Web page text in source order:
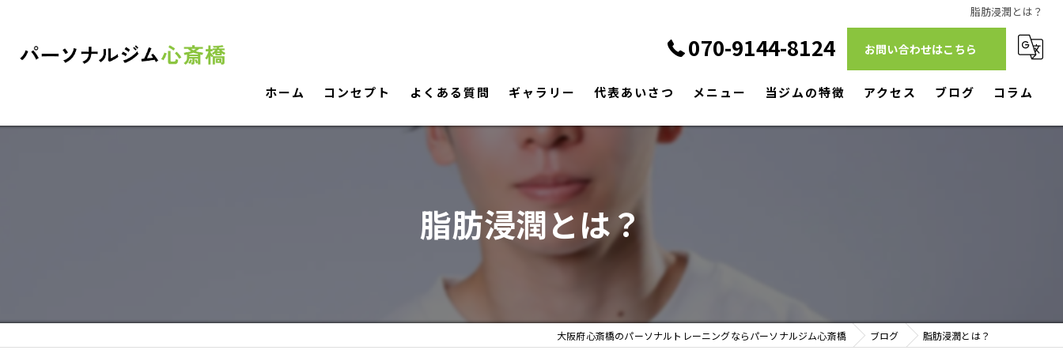
脂肪浸潤とは？
070-9144-8124 お問い合わせはこちら
ホーム コンセプト よくある質問 ギャラリー 代表あいさつ メニュー 当ジムの特徴 アクセス ブログ コラム
脂肪浸潤とは？
大阪府心斎橋のパーソナルトレーニングならパーソナルジム心斎橋 ブログ 脂肪浸潤とは？